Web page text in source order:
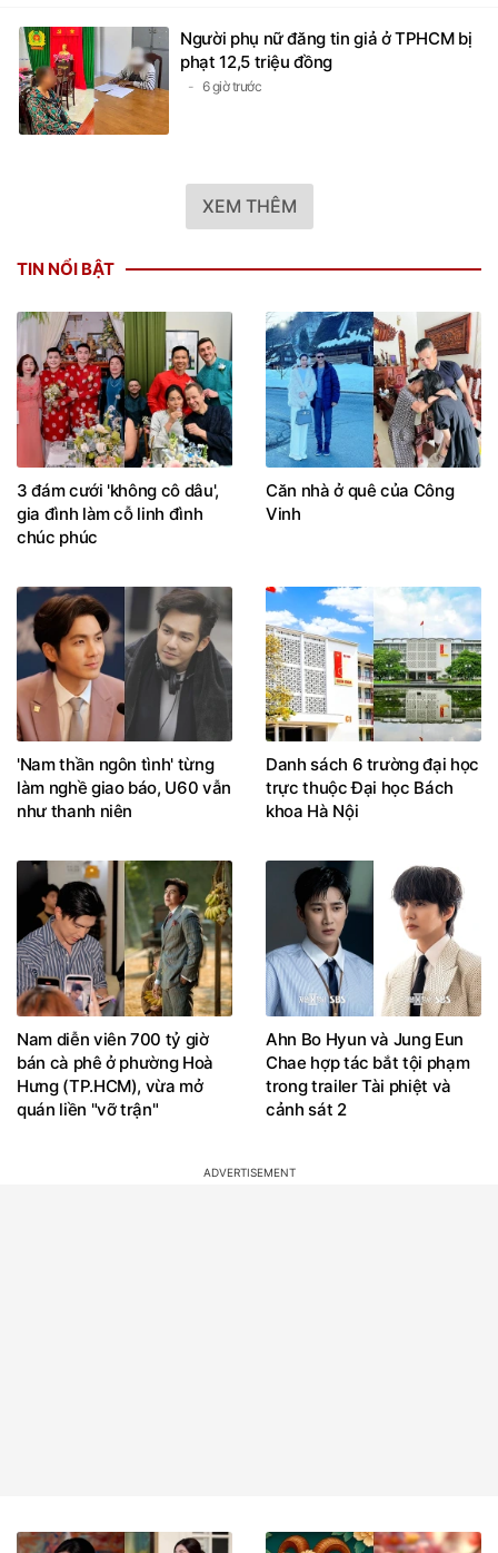
Người phụ nữ đăng tin giả ở TPHCM bị
phạt 12,5 triệu đồng
6 giờ trước
XEM THÊM
TIN NỔI BẬT
3 đám cưới 'không cô dâu',
gia đình làm cỗ linh đình
chúc phúc
Căn nhà ở quê của Công
Vinh
'Nam thần ngôn tình' từng
làm nghề giao báo, U60 vẫn
như thanh niên
Danh sách 6 trường đại học
trực thuộc Đại học Bách
khoa Hà Nội
Nam diễn viên 700 tỷ giờ
bán cà phê ở phường Hoà
Hưng (TP.HCM), vừa mở
quán liền "vỡ trận"
Ahn Bo Hyun và Jung Eun
Chae hợp tác bắt tội phạm
trong trailer Tài phiệt và
cảnh sát 2